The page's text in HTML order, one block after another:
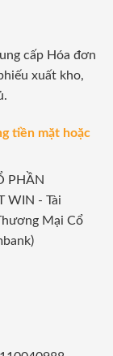
cấp Hóa đơn
xuất kho,
tiền mặt hoặc
PHẦN
WIN - Tài
Mại Cổ